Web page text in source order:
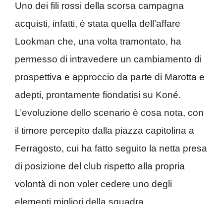
Uno dei fili rossi della scorsa campagna
acquisti, infatti, è stata quella dell’affare
Lookman che, una volta tramontato, ha
permesso di intravedere un cambiamento di
prospettiva e approccio da parte di Marotta e
adepti, prontamente fiondatisi su Koné.
L’evoluzione dello scenario è cosa nota, con
il timore percepito dalla piazza capitolina a
Ferragosto, cui ha fatto seguito la netta presa
di posizione del club rispetto alla propria
volontà di non voler cedere uno degli
elementi migliori della squadra.